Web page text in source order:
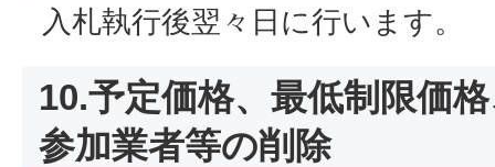
入札執行後翌々日に行います。
10.予定価格、最低制限価
参加業者等の削除